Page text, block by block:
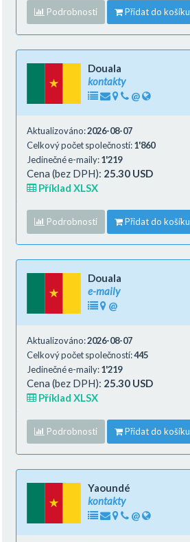
Podrobnosti Přidat do košíku
Douala
kontakty
@
Aktualizováno:2026-08-07
Celkový počet společností:1'860
Jedinečné e-maily:1'219
Cena (bez DPH): 25.30 USD
Příklad XLSX
Podrobnosti Přidat do košíku
Douala
e-maily
@
Aktualizováno:2026-08-07
Celkový počet společností:445
Jedinečné e-maily:1'219
Cena (bez DPH): 25.30 USD
Příklad XLSX
Podrobnosti Přidat do košíku
Yaoundé
kontakty
@